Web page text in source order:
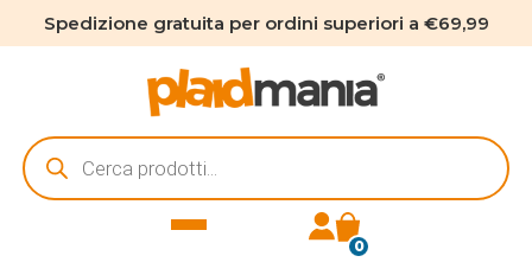
Spedizione gratuita per ordini superiori a €69,99
Ricerca
prodotti
0